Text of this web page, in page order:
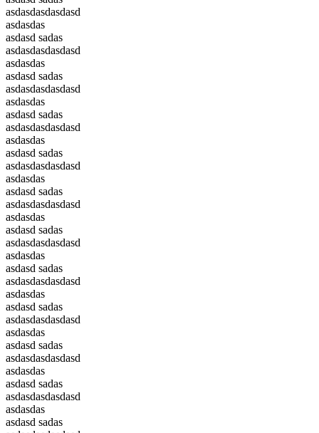
asdasdasdasdasd
asdasdas
asdasd sadas
asdasdasdasdasd
asdasdas
asdasd sadas
asdasdasdasdasd
asdasdas
asdasd sadas
asdasdasdasdasd
asdasdas
asdasd sadas
asdasdasdasdasd
asdasdas
asdasd sadas
asdasdasdasdasd
asdasdas
asdasd sadas
asdasdasdasdasd
asdasdas
asdasd sadas
asdasdasdasdasd
asdasdas
asdasd sadas
asdasdasdasdasd
asdasdas
asdasd sadas
asdasdasdasdasd
asdasdas
asdasd sadas
asdasdasdasdasd
asdasdas
asdasd sadas